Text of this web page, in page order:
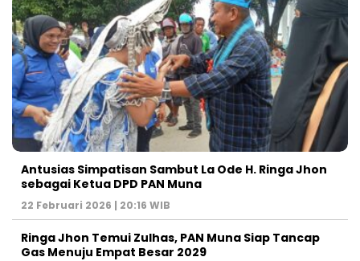
Antusias Simpatisan Sambut La Ode H. Ringa Jhon
sebagai Ketua DPD PAN Muna
22 Februari 2026 | 20:16 WIB
Ringa Jhon Temui Zulhas, PAN Muna Siap Tancap
Gas Menuju Empat Besar 2029